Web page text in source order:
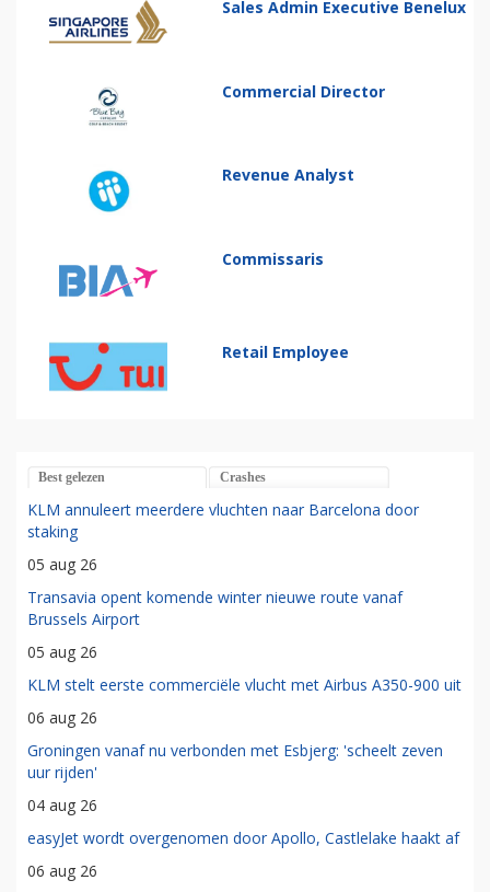
Sales Admin Executive Benelux
Commercial Director
Revenue Analyst
Commissaris
Retail Employee
Best gelezen Crashes
KLM annuleert meerdere vluchten naar Barcelona door
staking
05 aug 26
Transavia opent komende winter nieuwe route vanaf
Brussels Airport
05 aug 26
KLM stelt eerste commerciële vlucht met Airbus A350-900 uit
06 aug 26
Groningen vanaf nu verbonden met Esbjerg: 'scheelt zeven
uur rijden'
04 aug 26
easyJet wordt overgenomen door Apollo, Castlelake haakt af
06 aug 26